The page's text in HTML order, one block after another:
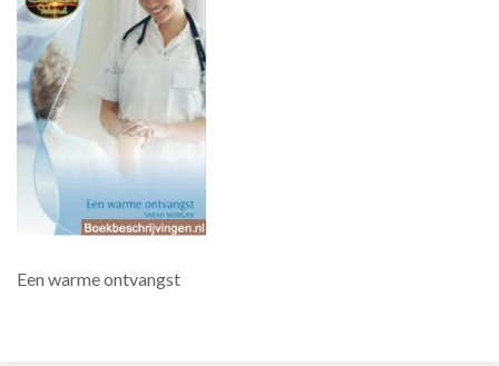
Een warme ontvangst